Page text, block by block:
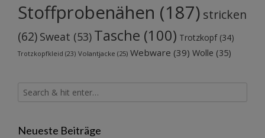
Stoffprobenähen (187) stricken
(62) Sweat (53) Tasche (100) Trotzkopf(34)
Trotzkopfkleid (23) Volantjacke (25) Webware (39) Wolle (35)
Neueste Beiträge